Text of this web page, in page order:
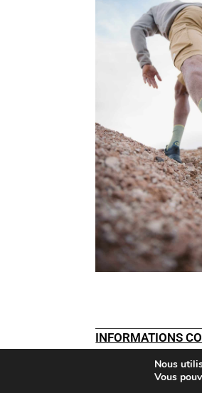
INFORMATIONS
Copyright 2024 -
Nous
Vous